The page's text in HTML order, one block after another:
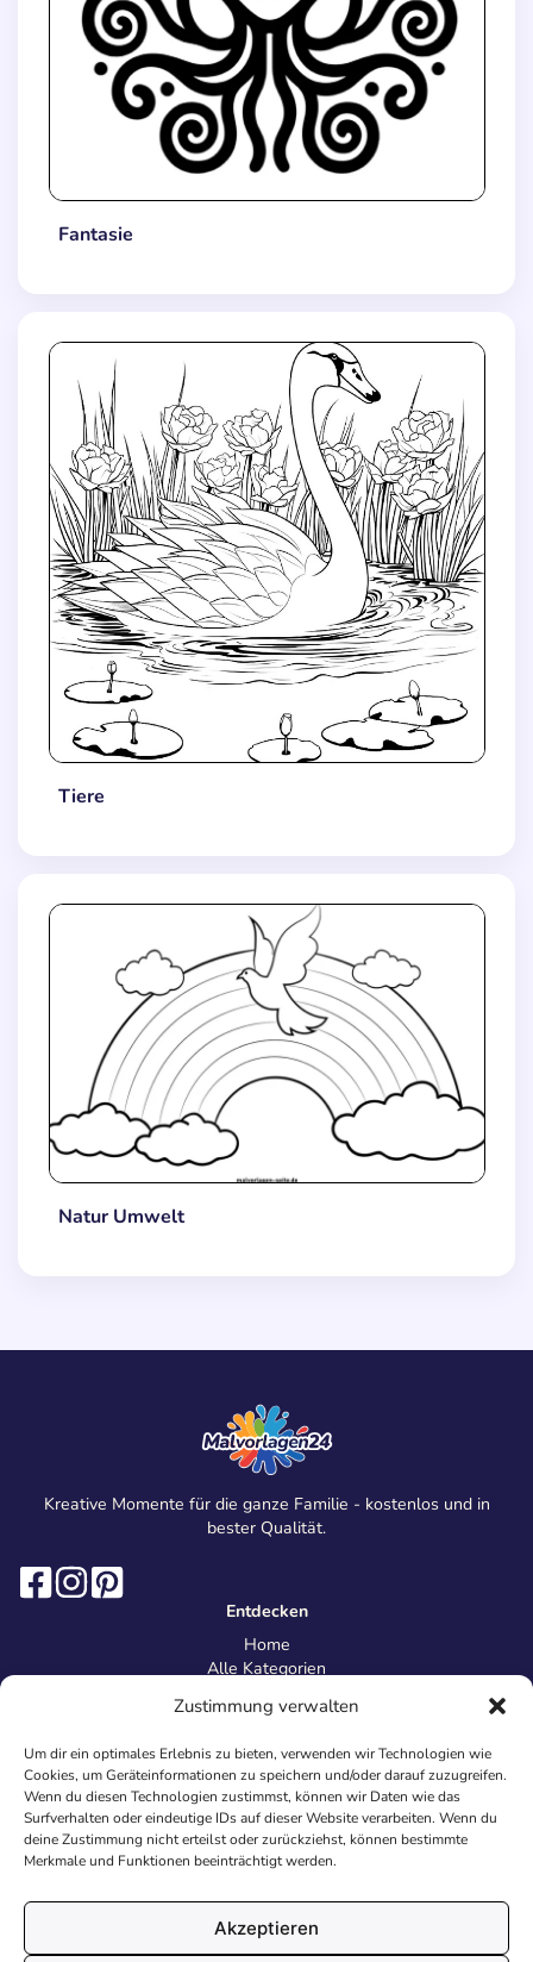
Zustimmung verwalten
Um dir ein optimales Erlebnis zu bieten, verwenden wir Technologien wie
Cookies, um Geräteinformationen zu speichern und/oder darauf zuzugreifen.
Wenn du diesen Technologien zustimmst, können wir Daten wie das
Surfverhalten oder eindeutige IDs auf dieser Website verarbeiten. Wenn du
deine Zustimmung nicht erteilst oder zurückziehst, können bestimmte
Merkmale und Funktionen beeinträchtigt werden.
Akzeptieren
Fantasie
Tiere
Natur Umwelt
Kreative Momente für die ganze Familie - kostenlos und in
bester Qualität.
Entdecken
Home
Alle Kategorien
Information
Über uns
Kontakt
Inhaltsrichtlinien
Recht & Datenschutz
Impressum
AGB
Cookies